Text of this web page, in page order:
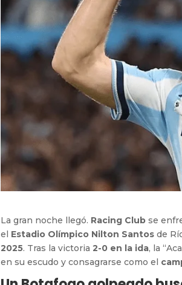
La gran noche llegó. Racing Club se
el Estadio Olímpico Nilton Santos de
2025. Tras la victoria2-0 en la ida, la
en su escudo y consagrarse como el